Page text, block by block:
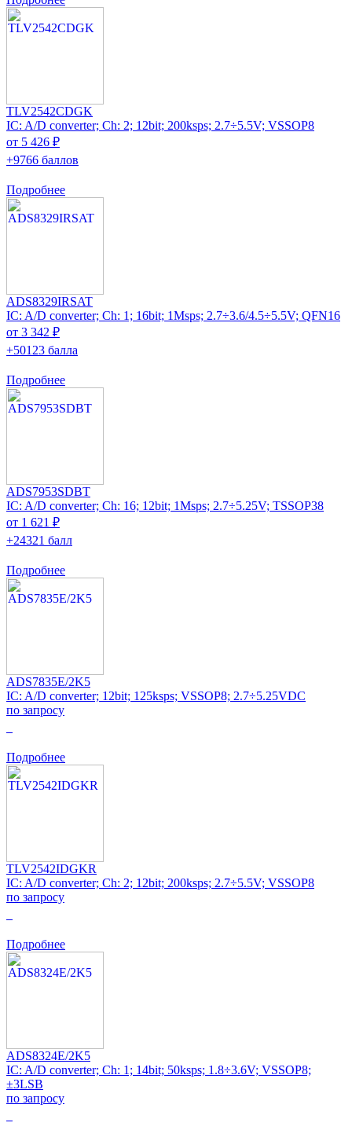
TLV2542CDGK
IC: A/D converter; Ch: 2; 12bit; 200ksps; 2.7÷5.5V; VSSOP8
от 5 426 ₽
+9766 баллов
Подробнее
ADS8329IRSAT
IC: A/D converter; Ch: 1; 16bit; 1Msps; 2.7÷3.6/4.5÷5.5V; QFN16
от 3 342 ₽
+50123 балла
Подробнее
ADS7953SDBT
IC: A/D converter; Ch: 16; 12bit; 1Msps; 2.7÷5.25V; TSSOP38
от 1 621 ₽
+24321 балл
Подробнее
ADS7835E/2K5
IC: A/D converter; 12bit; 125ksps; VSSOP8; 2.7÷5.25VDC
по запросу
Подробнее
TLV2542IDGKR
IC: A/D converter; Ch: 2; 12bit; 200ksps; 2.7÷5.5V; VSSOP8
по запросу
Подробнее
ADS8324E/2K5
IC: A/D converter; Ch: 1; 14bit; 50ksps; 1.8÷3.6V; VSSOP8;
±3LSB
по запросу